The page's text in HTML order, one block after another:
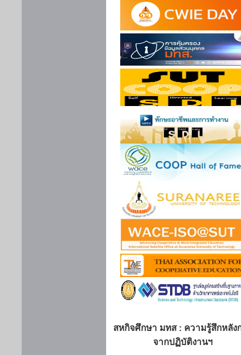
สหกิจศึกษา มทส : ความรู้สึกหลัง
จากปฏิบัติงานฯ